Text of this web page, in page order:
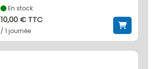
En stock
10,00 € TTC
/ 1 journée